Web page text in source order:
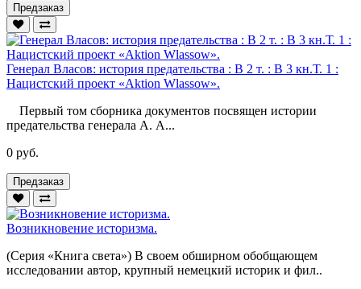
Предзаказ
Генерал Власов: история предательства : В 2 т. : В 3 кн.Т. 1 :
Нацистский проект «Aktion Wlassow».
Первый том сборника документов посвящен истории
предательства генерала А. А...
0 руб.
Предзаказ
Возникновение историзма.
(Серия «Книга света») В своем обширном обобщающем
исследовании автор, крупный немецкий историк и фил..